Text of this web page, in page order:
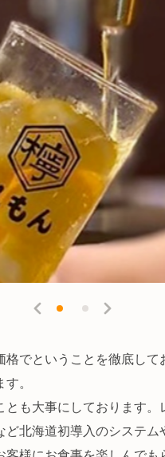
でということを徹底し
。
も大事にしております
北海道初導入のシステ